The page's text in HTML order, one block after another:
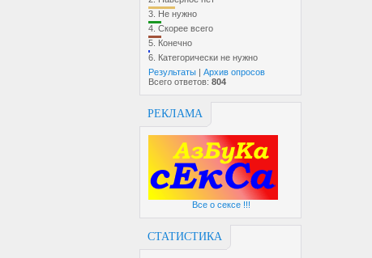
3. Не нужно
4. Скорее всего
5. Конечно
6. Категорически не нужно
Результаты | Архив опросов
Всего ответов: 804
РЕКЛАМА
Все о сексе !!!
СТАТИСТИКА